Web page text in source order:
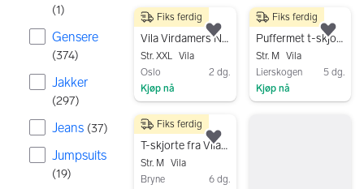
(1)
Gensere
(374)
Jakker
(297)
Jeans (37)
Jumpsuits
(19)
110 kr
Vila Virdamers New Pure T-skjorte dame XXL grå bomull
Str. XXL Vila
Oslo
2 dg.
Kjøp nå
Fiks ferdig
Legg til som favoritt.
150 kr
Puffermet t-skjorte
Str. M
Vila
Lierskogen
5 dg.
Kjøp nå
Fiks ferdig
100 kr
T-skjorte fra Vila (englevinger på ryggen)
Str. M
Vila
Bryne
6 dg.
Fiks ferdig
Legg til som favoritt.